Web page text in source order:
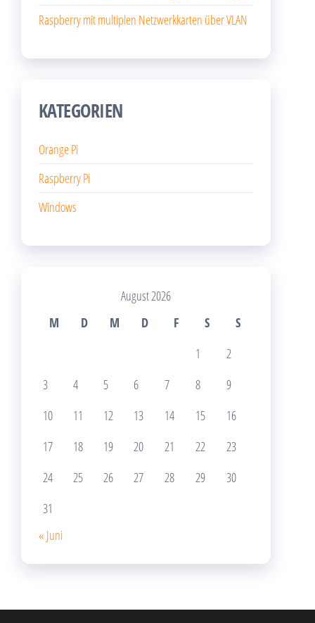
Raspberry mit multiplen Netzwerkkarten über VLAN
KATEGORIEN
Orange Pi
Raspberry Pi
Windows
August 2026
M
D M D F S
S
1
2
3
4 5 6 7 8
9
10
11 12 13 14 15
16
17
18 19 20 21 22
23
24
25 26 27 28 29
30
31
« Juni